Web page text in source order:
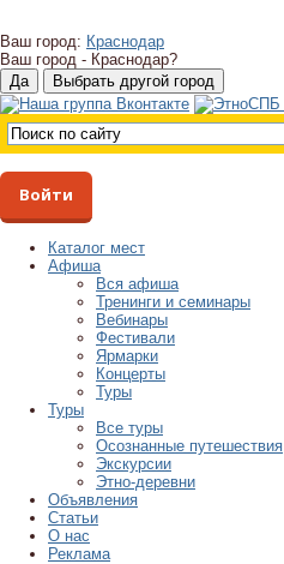
Ваш город: Краснодар
Ваш город - Краснодар?
Войти
Каталог мест
Афиша
Вся афиша
Тренинги и семинары
Вебинары
Фестивали
Ярмарки
Концерты
Туры
Туры
Все туры
Осознанные путешествия
Экскурсии
Этно-деревни
Объявления
Статьи
О нас
Реклама